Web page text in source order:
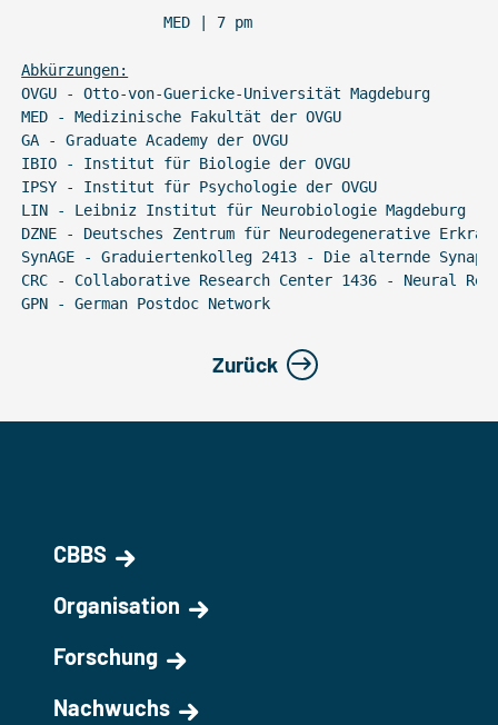
MED | 7 pm
Abkürzungen:
OVGU - Otto-von-Guericke-Universität Magdeburg
MED - Medizinische Fakultät der OVGU
GA - Graduate Academy der OVGU
IBIO - Institut für Biologie der OVGU
IPSY - Institut für Psychologie der OVGU
LIN - Leibniz Institut für Neurobiologie Magdeburg
DZNE - Deutsches Zentrum für Neurodegenerative
SynAGE - Graduiertenkolleg 2413 - Die alternde
CRC - Collaborative Research Center 1436 - Neural
GPN - German Postdoc Network
Zurück
CBBS
Organisation
Forschung
Nachwuchs